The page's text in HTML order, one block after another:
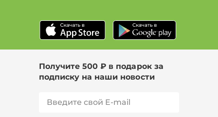
Получите 500 ₽ в подарок за
подписку на наши новости